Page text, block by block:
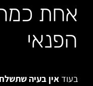
אחת
הפנאי
בעודאין בעיה